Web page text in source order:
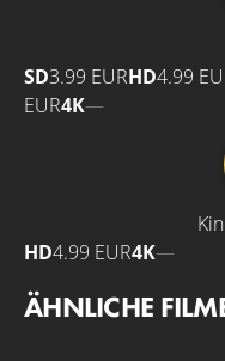
SD3.99 EURHD4.99
EUR4K—
HD4.99 EUR4K—
ÄHNLICHE